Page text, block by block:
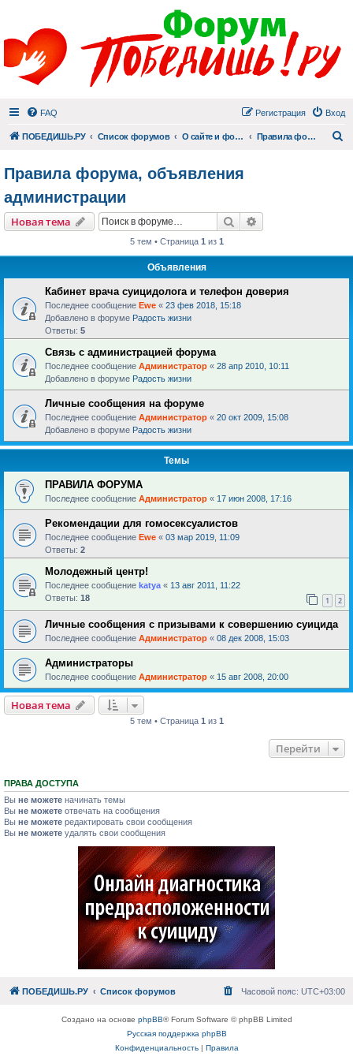
FAQ Вход
Регистрация
ПОБЕДИШЬ.РУ Список форумов О сайте и форуме Правила форума, объявления администрации
Правила форума, объявления
администрации
Новая тема Поиск
5 тем • Страница 1 из 1
Объявления
Кабинет врача суицидолога и телефон доверия
Последнее сообщение Ewe « 23 фев 2018, 15:18
Добавлено в форуме Радость жизни
Ответы: 5
Связь с администрацией форума
Последнее сообщение Администратор « 28 апр 2010, 10:11
Добавлено в форуме Радость жизни
Личные сообщения на форуме
Последнее сообщение Администратор « 20 окт 2009, 15:08
Добавлено в форуме Радость жизни
Темы
ПРАВИЛА ФОРУМА
Последнее сообщение Администратор « 17 июн 2008, 17:16
Рекомендации для гомосексуалистов
Последнее сообщение Ewe « 03 мар 2019, 11:09
Ответы: 2
Молодежный центр!
Последнее сообщение katya « 13 авг 2011, 11:22
Ответы: 18 1 2
Личные сообщения с призывами к совершению суицида
Последнее сообщение Администратор « 08 дек 2008, 15:03
Администраторы
Последнее сообщение Администратор « 15 авг 2008, 20:00
Новая тема
5 тем • Страница 1 из 1
Перейти
ПРАВА ДОСТУПА
Вы не можете начинать темы
Вы не можете отвечать на сообщения
Вы не можете редактировать свои сообщения
Вы не можете удалять свои сообщения
ПОБЕДИШЬ.РУ Список форумов Часовой пояс: UTC+03:00
Создано на основе phpBB® Forum Software © phpBB Limited
Русская поддержка phpBB
Конфиденциальность| Правила